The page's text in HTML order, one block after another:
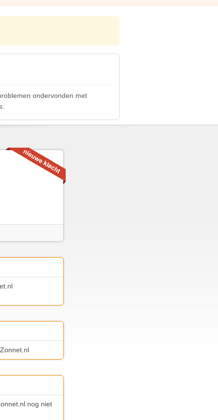
ondervonden met
nog niet